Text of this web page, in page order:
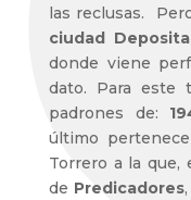
las reclusas.
ciudad
donde viene
dato. Para este
padrones de:
último
Torrero a la que,
de Predicadores